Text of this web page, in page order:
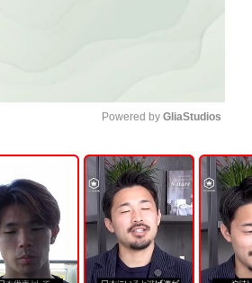
U
n
m
u
t
e
Powered by GliaStudios